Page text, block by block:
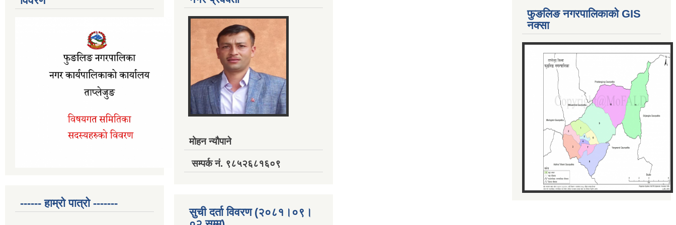
------ हाम्रो पात्रो -------
मोहन न्यौपाने
सम्पर्क नं. ९८५२६८१६०९
सुची दर्ता विवरण (२०८१।०९।
फुङलिङ नगरपालिकाको GIS
नक्सा